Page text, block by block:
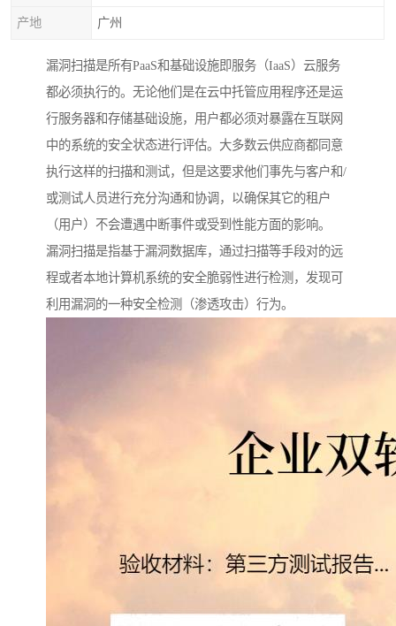
产地 广州
漏洞扫描是所有PaaS和基础设施即服务（IaaS）云服务
都必须执行的。无论他们是在云中托管应用程序还是运
行服务器和存储基础设施，用户都必须对暴露在互联网
中的系统的安全状态进行评估。大多数云供应商都同意
执行这样的扫描和测试，但是这要求他们事先与客户和/
或测试人员进行充分沟通和协调，以确保其它的租户
（用户）不会遭遇中断事件或受到性能方面的影响。
漏洞扫描是指基于漏洞数据库，通过扫描等手段对的远
程或者本地计算机系统的安全脆弱性进行检测，发现可
利用漏洞的一种安全检测（渗透攻击）行为。